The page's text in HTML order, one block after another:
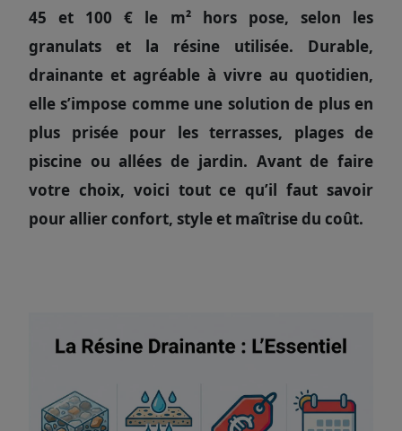
45 et 100 € le m² hors pose, selon les
granulats et la résine utilisée. Durable,
drainante et agréable à vivre au quotidien,
elle s’impose comme une solution de plus en
plus prisée pour les terrasses, plages de
piscine ou allées de jardin. Avant de faire
votre choix, voici tout ce qu’il faut savoir
pour allier confort, style et maîtrise du coût.